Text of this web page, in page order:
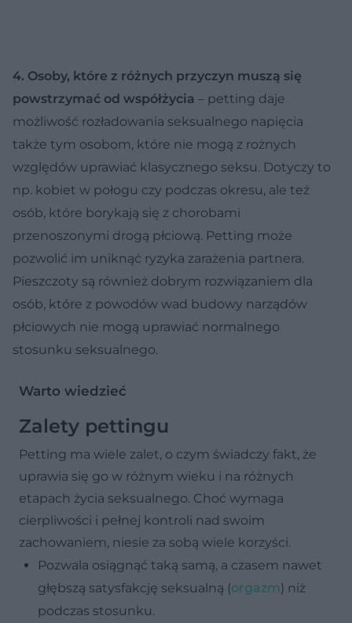
4. Osoby, które z różnych przyczyn muszą się
powstrzymać od współżycia – petting daje
możliwość rozładowania seksualnego napięcia
także tym osobom, które nie mogą z rożnych
względów uprawiać klasycznego seksu. Dotyczy to
np. kobiet w połogu czy podczas okresu, ale też
osób, które borykają się z chorobami
przenoszonymi drogą płciową. Petting może
pozwolić im uniknąć ryzyka zarażenia partnera.
Pieszczoty są również dobrym rozwiązaniem dla
osób, które z powodów wad budowy narządów
płciowych nie mogą uprawiać normalnego
stosunku seksualnego.
Warto wiedzieć
Zalety pettingu
Petting ma wiele zalet, o czym świadczy fakt, że
uprawia się go w różnym wieku i na różnych
etapach życia seksualnego. Choć wymaga
cierpliwości i pełnej kontroli nad swoim
zachowaniem, niesie za sobą wiele korzyści.
Pozwala osiągnąć taką samą, a czasem nawet
głębszą satysfakcję seksualną (orgazm) niż
podczas stosunku.